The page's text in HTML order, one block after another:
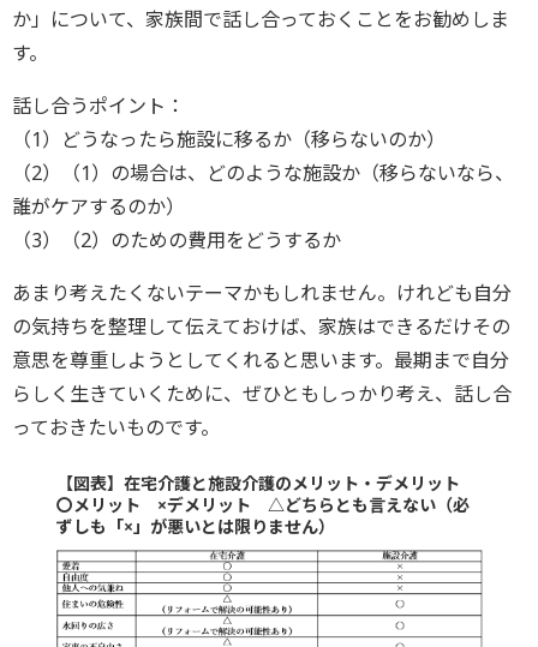
か」について、家族間で話し合っておくことをお勧めしま
す。
話し合うポイント：
（1）どうなったら施設に移るか（移らないのか）
（2）（1）の場合は、どのような施設か（移らないなら、
誰がケアするのか）
（3）（2）のための費用をどうするか
あまり考えたくないテーマかもしれません。けれども自分
の気持ちを整理して伝えておけば、家族はできるだけその
意思を尊重しようとしてくれると思います。最期まで自分
らしく生きていくために、ぜひともしっかり考え、話し合
っておきたいものです。
【図表】在宅介護と施設介護のメリット・デメリット
〇メリット ×デメリット △どちらとも言えない（必
ずしも「×」が悪いとは限りません）